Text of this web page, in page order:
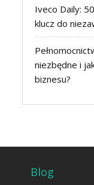
Iveco Daily:
klucz do
niezbędne i
biznesu?
Blog